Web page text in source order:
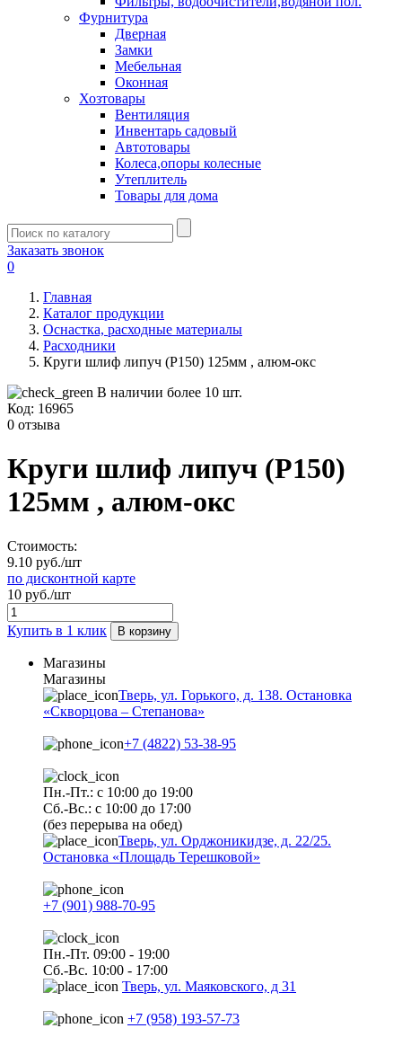
Фурнитура
Дверная
Замки
Мебельная
Оконная
Хозтовары
Вентиляция
Инвентарь садовый
Автотовары
Колеса,опоры колесные
Утеплитель
Товары для дома
Заказать звонок
0
Главная
Каталог продукции
Оснастка, расходные материалы
Расходники
Круги шлиф липуч (Р150) 125мм , алюм-окс
В наличии более 10 шт.
Код: 16965
0 отзыва
Круги шлиф липуч (Р150)
125мм , алюм-окс
Стоимость:
9.10 руб./шт
по дисконтной карте
10 руб./шт
Купить в 1 клик В корзину
Магазины
Магазины
Тверь, ул. Горького, д. 138. Остановка
«Скворцова – Степанова»
+7 (4822) 53-38-95
Пн.-Пт.: с 10:00 до 19:00
Сб.-Вс.: с 10:00 до 17:00
(без перерыва на обед)
Тверь, ул. Орджоникидзе, д. 22/25.
Остановка «Площадь Терешковой»
+7 (901) 988-70-95
Пн.-Пт. 09:00 - 19:00
Сб.-Вс. 10:00 - 17:00
Тверь, ул. Маяковского, д 31
+7 (958) 193-57-73